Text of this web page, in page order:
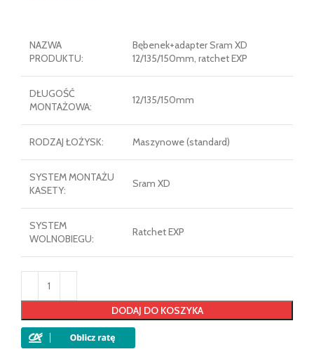
NAZWA
PRODUKTU:
Bębenek+adapter Sram XD
12/135/150mm, ratchet EXP
DŁUGOŚĆ
MONTAŻOWA:
12/135/150mm
RODZAJ ŁOŻYSK: Maszynowe (standard)
SYSTEM MONTAŻU
KASETY:
Sram XD
SYSTEM
WOLNOBIEGU:
Ratchet EXP
DODAJ DO KOSZYKA